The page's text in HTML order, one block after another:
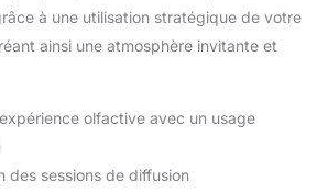
à une utilisation stratégique de votre
ainsi une atmosphère invitante et
olfactive avec un usage
des sessions de diffusion